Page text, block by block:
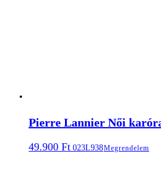
Pierre Lannier Női
49.900 Ft 023L938Megrendelem